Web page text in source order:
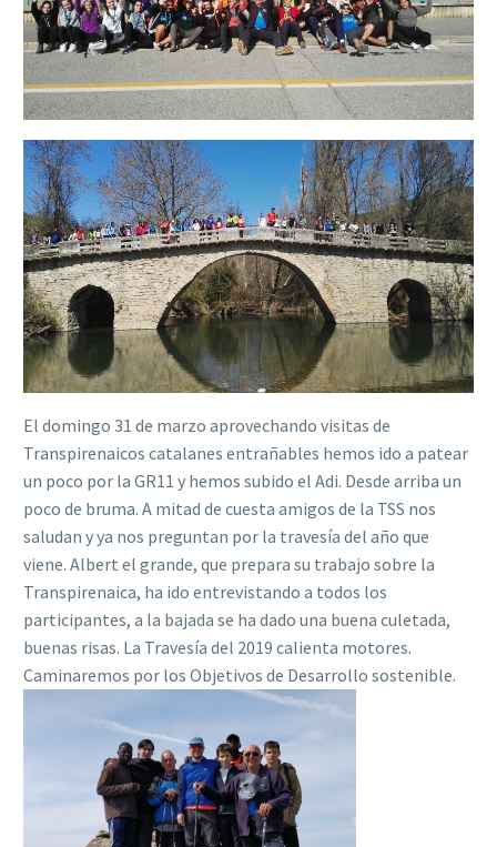
El domingo 31 de marzo aprovechando visitas de
Transpirenaicos catalanes entrañables hemos ido a patear
un poco por la GR11 y hemos subido el Adi. Desde arriba un
poco de bruma. A mitad de cuesta amigos de la TSS nos
saludan y ya nos preguntan por la travesía del año que
viene. Albert el grande, que prepara su trabajo sobre la
Transpirenaica, ha ido entrevistando a todos los
participantes, a la bajada se ha dado una buena culetada,
buenas risas. La Travesía del 2019 calienta motores.
Caminaremos por los Objetivos de Desarrollo sostenible.